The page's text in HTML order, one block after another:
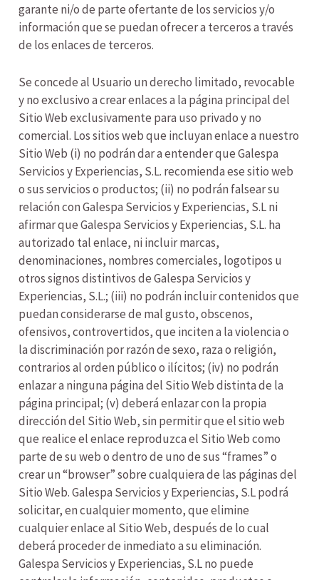
garante ni/o de parte ofertante de los servicios y/o
información que se puedan ofrecer a terceros a través
de los enlaces de terceros.
Se concede al Usuario un derecho limitado, revocable
y no exclusivo a crear enlaces a la página principal del
Sitio Web exclusivamente para uso privado y no
comercial. Los sitios web que incluyan enlace a nuestro
Sitio Web (i) no podrán dar a entender que Galespa
Servicios y Experiencias, S.L. recomienda ese sitio web
o sus servicios o productos; (ii) no podrán falsear su
relación con Galespa Servicios y Experiencias, S.L ni
afirmar que Galespa Servicios y Experiencias, S.L. ha
autorizado tal enlace, ni incluir marcas,
denominaciones, nombres comerciales, logotipos u
otros signos distintivos de Galespa Servicios y
Experiencias, S.L.; (iii) no podrán incluir contenidos que
puedan considerarse de mal gusto, obscenos,
ofensivos, controvertidos, que inciten a la violencia o
la discriminación por razón de sexo, raza o religión,
contrarios al orden público o ilícitos; (iv) no podrán
enlazar a ninguna página del Sitio Web distinta de la
página principal; (v) deberá enlazar con la propia
dirección del Sitio Web, sin permitir que el sitio web
que realice el enlace reproduzca el Sitio Web como
parte de su web o dentro de uno de sus “frames” o
crear un “browser” sobre cualquiera de las páginas del
Sitio Web. Galespa Servicios y Experiencias, S.L podrá
solicitar, en cualquier momento, que elimine
cualquier enlace al Sitio Web, después de lo cual
deberá proceder de inmediato a su eliminación.
Galespa Servicios y Experiencias, S.L no puede